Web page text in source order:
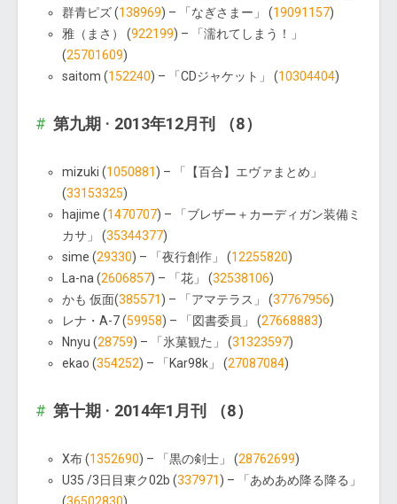
群青ピズ (138969) – 「なぎさまー」 (19091157)
雅（まさ） (922199) – 「濡れてしまう！」
(25701609)
saitom (152240) – 「CDジャケット」 (10304404)
第九期 · 2013年12月刊 （8）
mizuki (1050881 ) – 「【百合】エヴァまとめ」
(33153325)
hajime (1470707) – 「ブレザー＋カーディガン装備ミ
カサ」 (35344377)
sime (29330) – 「夜行創作」 (12255820)
La-na (2606857) – 「花」 (32538106)
かも 仮面(385571 ) – 「アマテラス」 (37767956)
レナ・A-7 (59958) – 「図書委員」 (27668883)
Nnyu (28759) – 「氷菓観た」 (31323597)
ekao (354252) – 「Kar98k」 (27087084)
第十期 · 2014年1月刊 （8）
X布 (1352690) – 「黒の剣士」 (28762699)
U35 /3日目東ク02b (337971 ) – 「あめあめ降る降る」